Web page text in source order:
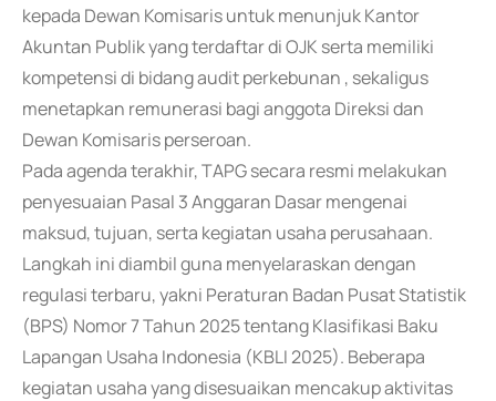
kepada Dewan Komisaris untuk menunjuk Kantor
Akuntan Publik yang terdaftar di OJK serta memiliki
kompetensi di bidang audit perkebunan , sekaligus
menetapkan remunerasi bagi anggota Direksi dan
Dewan Komisaris perseroan.
Pada agenda terakhir, TAPG secara resmi melakukan
penyesuaian Pasal 3 Anggaran Dasar mengenai
maksud, tujuan, serta kegiatan usaha perusahaan.
Langkah ini diambil guna menyelaraskan dengan
regulasi terbaru, yakni Peraturan Badan Pusat Statistik
(BPS) Nomor 7 Tahun 2025 tentang Klasifikasi Baku
Lapangan Usaha Indonesia (KBLI 2025). Beberapa
kegiatan usaha yang disesuaikan mencakup aktivitas